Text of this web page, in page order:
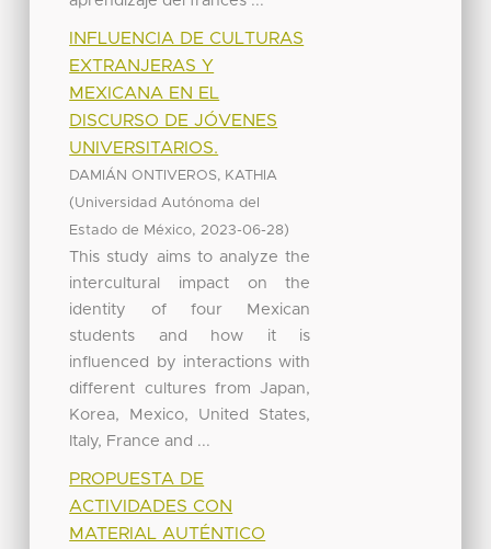
INFLUENCIA DE CULTURAS
EXTRANJERAS Y
MEXICANA EN EL
DISCURSO DE JÓVENES
UNIVERSITARIOS.
DAMIÁN ONTIVEROS, KATHIA
(Universidad Autónoma del
Estado de México, 2023-06-28)
This study aims to analyze the
intercultural impact on the
identity of four Mexican
students and how it is
influenced by interactions with
different cultures from Japan,
Korea, Mexico, United States,
Italy, France and ...
PROPUESTA DE
ACTIVIDADES CON
MATERIAL AUTÉNTICO